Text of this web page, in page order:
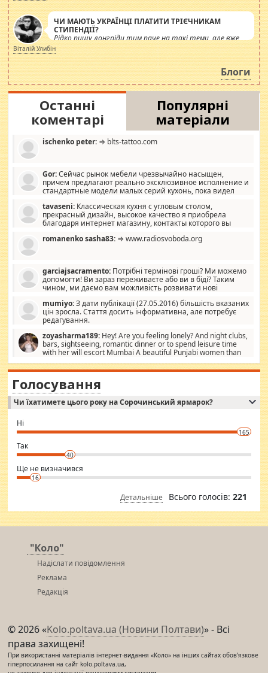
ЧИ МАЮТЬ УКРАЇНЦІ ПЛАТИТИ ТРІЄЧНИКАМ
СТИПЕНДІЇ?
Рідко пишу лонгріди тим паче на такі теми, але вже
просто дістало! Обурюють сьогоднішні інсенуації
навколо стипендіального питання. Штучно
роздувається ще одна соціальна катастрофа.
Віталій Улибін
Блоги
Останні
коментарі
Популярні
матеріали
ischenko peter: ⇒ blts-tattoo.com
Gor:Сейчас рынок мебели чрезвычайно насыщен,
причем предлагают реально эксклюзивное исполнение и
стандартные модели малых серий кухонь, пока видел
стандартные формы, в MebelOk, креативненько и что главное -
со вкусом все в порядке, без ненужных наворотов удорожающих
мебель, а это не последний фактор.
tavaseni: Классическая кухня с угловым столом,
прекрасный дизайн, высокое качество я приобрела
благодаря интернет магазину, контакты которого вы
romanenko sasha83: ⇒ www.radiosvoboda.org
garciajsacramento: Потрібні термінові гроші? Ми можемо
допомогти! Ви зараз переживаєте або ви в біді? Таким
чином, ми даємо вам можливість розвивати нові
допомагати людям, які намагаються дати їм шанс. Кожен
заслуговує на другий шанс, і, оскільки влада не зможе, вони
повинні приймати від інших. Для нас нема багато суми, і зрілість
витрат, а тільки узгоджених сум і нічого іншого. Не чекайте і не
коментуйте цей пост. Введіть суму, яку ви хочете подати, і ми
зв'яжемося з вами з усіма варіантами. зв'яжіться з нами
сьогодні на garciajsacramento@gmail.com Вам потрібні термінові
гроші? Ми можемо допомогти!
mumiyo:З дати публікації (27.05.2016) більшість вказаних
цін зросла. Стаття досить інформативна, але потребує
редагування.
zoyasharma189: Hey! Are you feeling lonely? And night clubs,
bars, sightseeing, romantic dinner or to spend leisure time
with her will escort Mumbai A beautiful Punjabi women than
sexy escort companion in arms that you guys feel like 5 star luxury
hotel had to spend the night in their search for loved solitaire free
woman "Love Solitaire" beautiful figure and shapely body shapes.
Independent escort in Mumbai, truthful, friendly and cheerful girl.
WhatsApp via an easily can see the latest pictures of her body and the
want to meet new people. Sakshi Mirchandani health and figure
conscious in order to keep yourself fit and regularly go to the health
club.
⇒ sakshimirchandani.com
Голосування
Чи їхатимете цього року на Сорочинський ярмарок?
Ні
165
Так
40
Ще не визначився
16
Детальніше Всього голосів: 221
"Коло"
Надіслати повідомлення
Реклама
Редакція
© 2026 «Kolo.poltava.ua (Новини Полтави)» - Всі
права захищені!
При використанні матеріалів інтернет-видання «Коло» на інших сайтах обов’язкове
гіперпосилання на сайт kolo.poltava.ua,